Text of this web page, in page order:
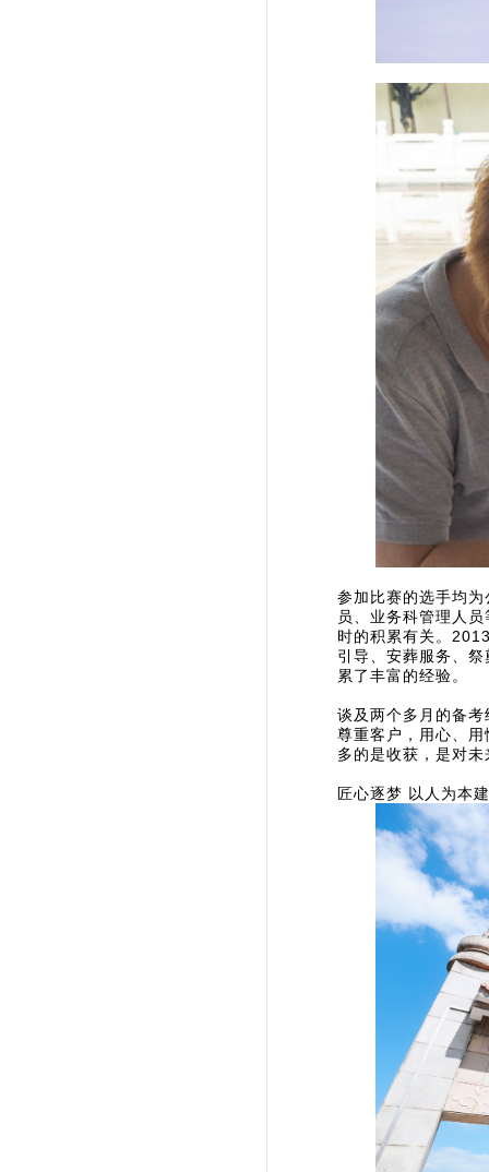
参加比赛的选手均
员、业务科管理人
时的积累有关。
引导、安葬服务、
累了丰富的经验。
谈及两个多月的备
尊重客户，用心、
多的是收获，是对
匠心逐梦 以人为本